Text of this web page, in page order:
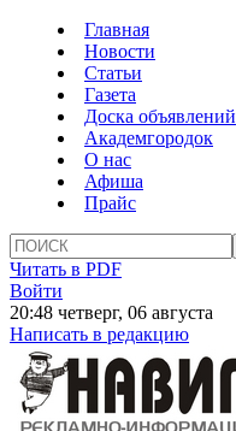
Главная
Новости
Статьи
Газета
Доска объявлений
Академгородок
О нас
Афиша
Прайс
Читать в PDF
Войти
20:48 четверг, 06 августа
Написать в редакцию